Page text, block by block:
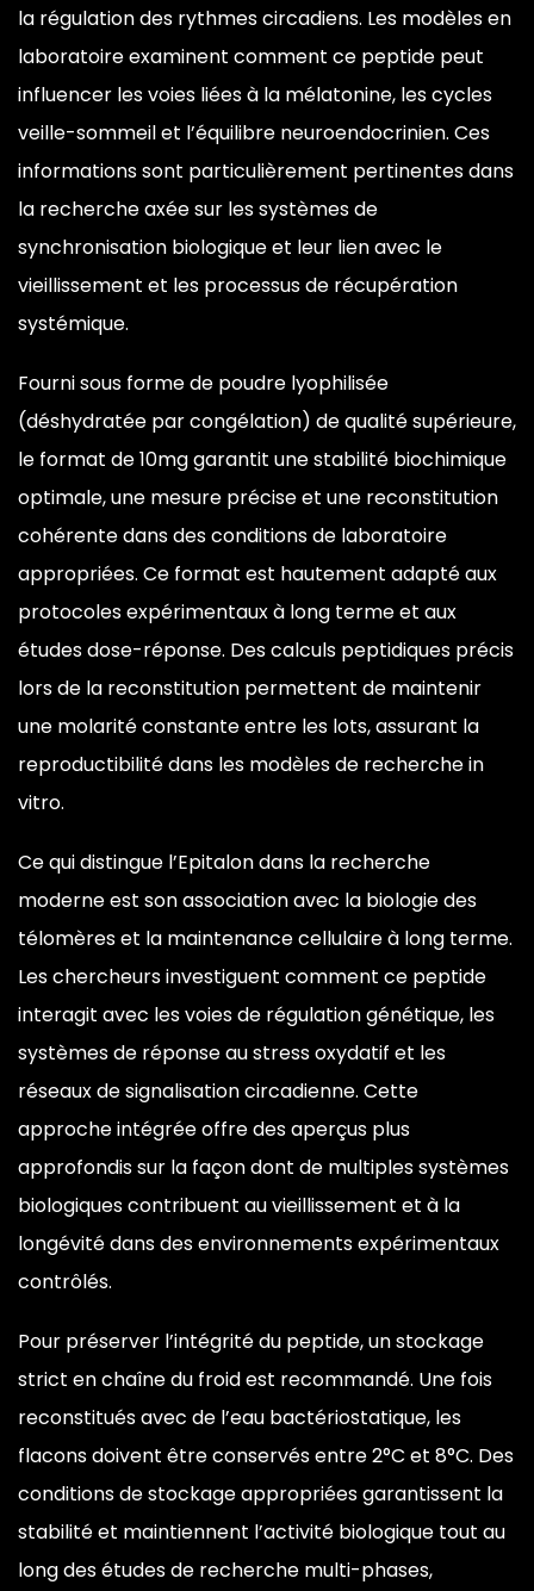
la régulation des rythmes circadiens. Les modèles en
laboratoire examinent comment ce peptide peut
influencer les voies liées à la mélatonine, les cycles
veille-sommeil et l’équilibre neuroendocrinien. Ces
informations sont particulièrement pertinentes dans
la recherche axée sur les systèmes de
synchronisation biologique et leur lien avec le
vieillissement et les processus de récupération
systémique.
Fourni sous forme de poudre lyophilisée
(déshydratée par congélation) de qualité supérieure,
le format de 10mg garantit une stabilité biochimique
optimale, une mesure précise et une reconstitution
cohérente dans des conditions de laboratoire
appropriées. Ce format est hautement adapté aux
protocoles expérimentaux à long terme et aux
études dose-réponse. Des calculs peptidiques précis
lors de la reconstitution permettent de maintenir
une molarité constante entre les lots, assurant la
reproductibilité dans les modèles de recherche in
vitro.
Ce qui distingue l’Epitalon dans la recherche
moderne est son association avec la biologie des
télomères et la maintenance cellulaire à long terme.
Les chercheurs investiguent comment ce peptide
interagit avec les voies de régulation génétique, les
systèmes de réponse au stress oxydatif et les
réseaux de signalisation circadienne. Cette
approche intégrée offre des aperçus plus
approfondis sur la façon dont de multiples systèmes
biologiques contribuent au vieillissement et à la
longévité dans des environnements expérimentaux
contrôlés.
Pour préserver l’intégrité du peptide, un stockage
strict en chaîne du froid est recommandé. Une fois
reconstitués avec de l’eau bactériostatique, les
flacons doivent être conservés entre 2°C et 8°C. Des
conditions de stockage appropriées garantissent la
stabilité et maintiennent l’activité biologique tout au
long des études de recherche multi-phases,